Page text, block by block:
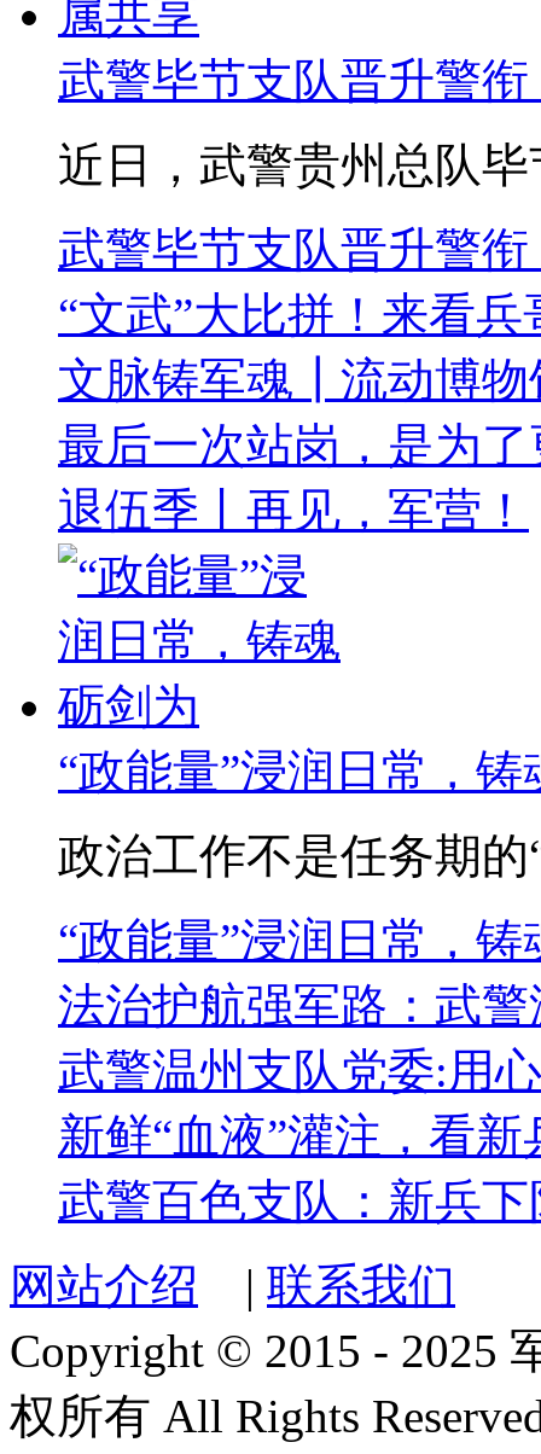
武警毕节支队晋升警
近日，武警贵州总队
武警毕节支队晋升警
“文武”大比拼！来看
文脉铸军魂┃流动博物
最后一次站岗，是为
退伍季丨再见，军营！
“政能量”浸润日常，铸
政治工作不是任务期
“政能量”浸润日常，
法治护航强军路：武
武警温州支队党委:用
新鲜“血液”灌注，看
武警百色支队：新兵
网站介绍 | 联系我们
Copyright © 2015 - 2025
权所有 All Rights